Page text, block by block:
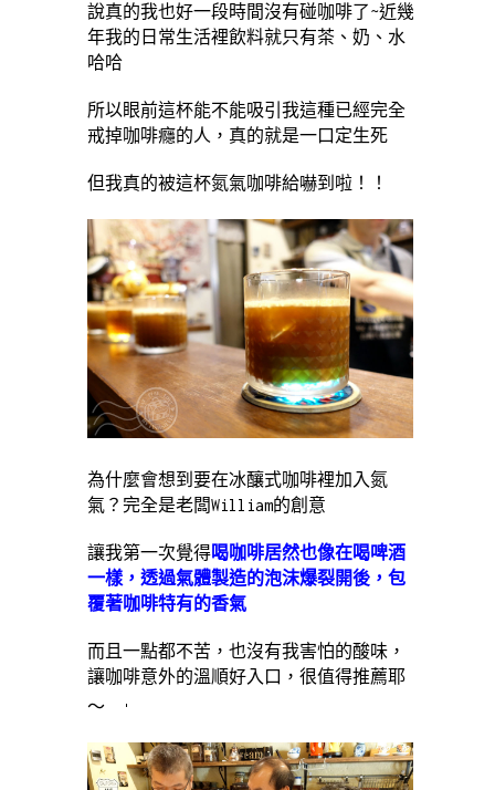
說真的我也好一段時間沒有碰咖啡了~近幾
年我的日常生活裡飲料就只有茶、奶、水
哈哈
所以眼前這杯能不能吸引我這種已經完全
戒掉咖啡癮的人，真的就是一口定生死
但我真的被這杯氮氣咖啡給嚇到啦！！
為什麼會想到要在冰釀式咖啡裡加入氮
氣？完全是老闆William的創意
讓我第一次覺得喝咖啡居然也像在喝啤酒
一樣，透過氣體製造的泡沫爆裂開後，包
覆著咖啡特有的香氣
而且一點都不苦，也沒有我害怕的酸味，
讓咖啡意外的溫順好入口，很值得推薦耶
～